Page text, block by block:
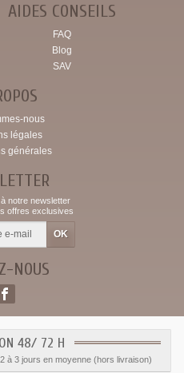
AIDES CONSEILS
FAQ
Blog
SAV
nous
légales
générales
notre newsletter
offres exclusives
NOUS
48/ 72 H
à 3 jours en moyenne (hors livraison)